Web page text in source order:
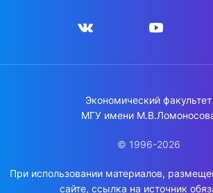
Экономический факультет
МГУ имени
© 1996-2026
При использовании материалов,
сайте, ссылка на источник